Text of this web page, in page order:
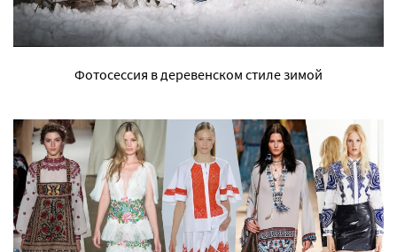
Фотосессия в деревенском стиле зимой